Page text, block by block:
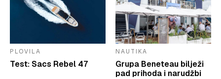
PLOVILA
Test: Sacs Rebel 47
NAUTIKA
Grupa Beneteau bilježi
pad prihoda i narudžbi